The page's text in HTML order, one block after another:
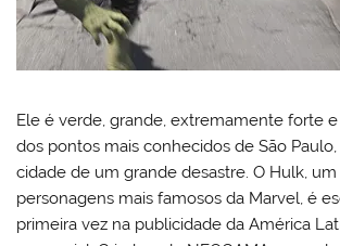
Ele é verde, grande, extremamente forte
dos pontos mais conhecidos de São Paulo,
cidade de um grande desastre. O Hulk,
personagens mais famosos da Marvel, é
primeira vez na publicidade da América